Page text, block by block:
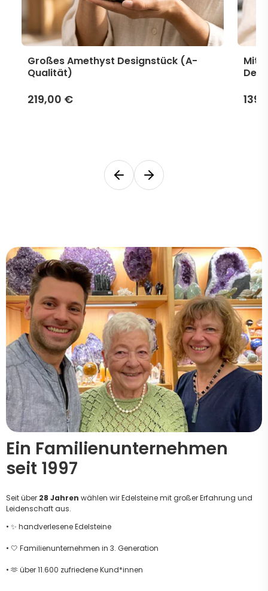
Großes Amethyst Designstück (A-
Qualität)
219,00 €
Ein Familienunternehmen
seit 1997
Seit über 28 Jahren wählen wir Edelsteine mit großer Erfahrung und
Leidenschaft aus.
• ✨ handverlesene Edelsteine
• 🤍 Familienunternehmen in 3. Generation
• 🫶 über 11.600 zufriedene Kund*innen